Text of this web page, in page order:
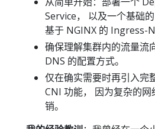
Service， 以及一个基础
基于 NGINX 的 Ingress-
确保理解集群内的流量流
DNS 的配置方式。
仅在确实需要时再引入完
CNI 功能， 因为复杂的
销。